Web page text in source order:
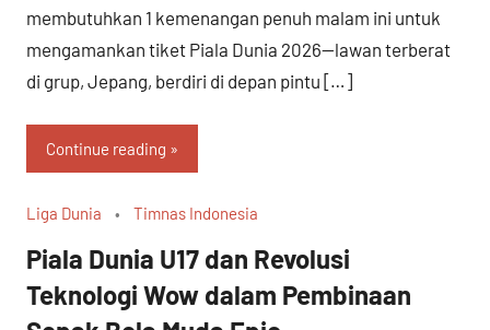
membutuhkan 1 kemenangan penuh malam ini untuk
mengamankan tiket Piala Dunia 2026—lawan terberat
di grup, Jepang, berdiri di depan pintu […]
Continue reading
Liga Dunia Timnas Indonesia
Piala Dunia U17 dan Revolusi
Teknologi Wow dalam Pembinaan